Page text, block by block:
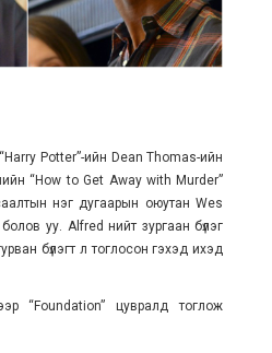
“Harry Potter”-ийн Dean Thomas-ийн
“How to Get Away with Murder”
нэг дугаарын оюутан Wes
уу. Alfred нийт зургаан бүлэг
бүлэгт л тоглосон гэхэд ихэд
“Foundation” цувралд тоглож